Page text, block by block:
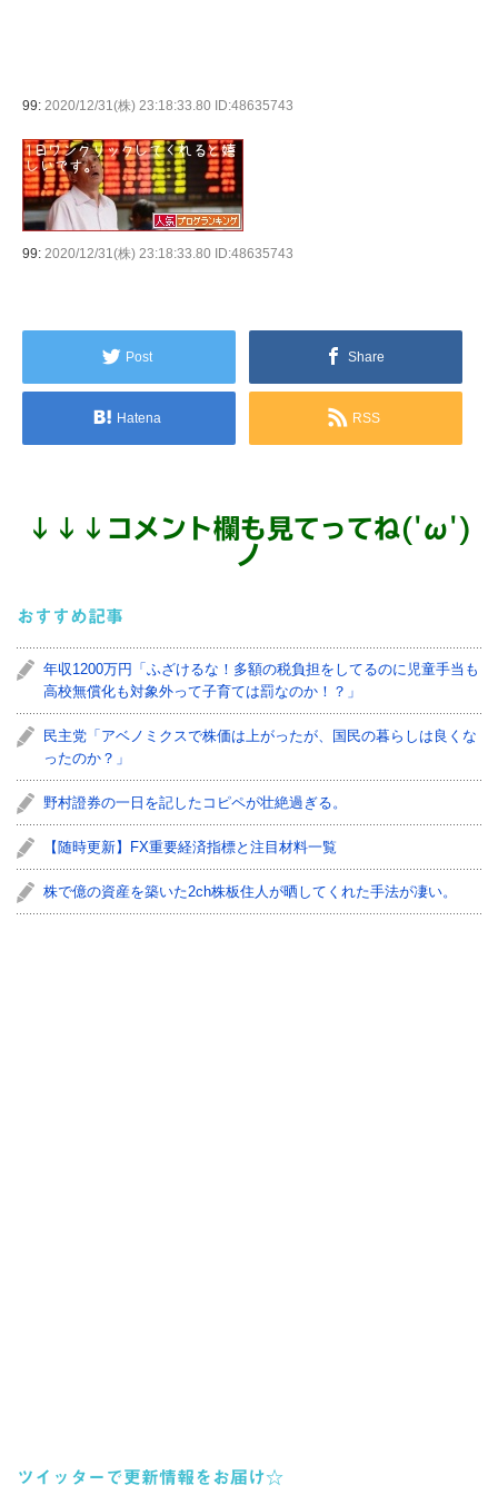
99: 2020/12/31(株) 23:18:33.80 ID:48635743
99: 2020/12/31(株) 23:18:33.80 ID:48635743
Post Share
Hatena RSS
↓ ↓ ↓ コメント欄も見てってね('ω')
ノ
おすすめ記事
年収1200万円「ふざけるな！多額の税負担をしてるのに児童手当も
高校無償化も対象外って子育ては罰なのか！？」
民主党「アベノミクスで株価は上がったが、国民の暮らしは良くな
ったのか？」
野村證券の一日を記したコピペが壮絶過ぎる。
【随時更新】FX重要経済指標と注目材料一覧
株で億の資産を築いた2ch株板住人が晒してくれた手法が凄い。
ツイッターで更新情報をお届け☆